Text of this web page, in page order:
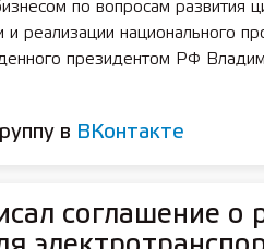
по вопросам развития
реализации национального
президентом РФ
в ВКонтакте
соглашение о